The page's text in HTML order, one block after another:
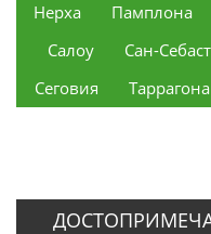
Нерха
Памплона
Салоу
Сан-
Сеговия
Таррагона